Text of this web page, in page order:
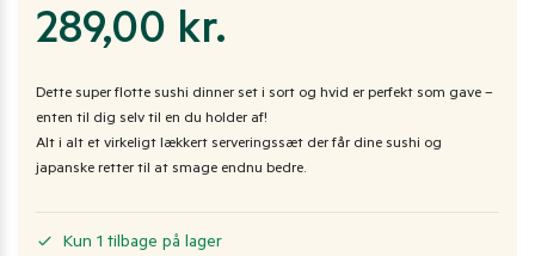
289,00 kr.
Dette super flotte sushi dinner set i sort og hvid er perfekt som gave –
enten til dig selv til en du holder af!
Alt i alt et virkeligt lækkert serveringssæt der får dine sushi og
japanske retter til at smage endnu bedre.
Kun 1 tilbage på lager